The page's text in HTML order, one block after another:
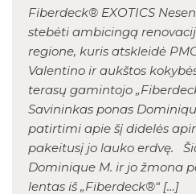
Fiberdeck® EXOTICS
stebėti ambicingą
regione, kuris atskleidė
Valentino ir aukštos
terasų gamintojo
Savininkas ponas
patirtimi apie šį didelės
pakeitusį jo lauko erdvę.
Dominique M. ir jo žmona
lentas iš „Fiberdeck®“ […]